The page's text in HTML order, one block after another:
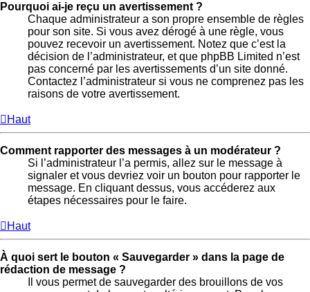
Pourquoi ai-je reçu un avertissement ?
Chaque administrateur a son propre ensemble de règles
pour son site. Si vous avez dérogé à une règle, vous
pouvez recevoir un avertissement. Notez que c’est la
décision de l’administrateur, et que phpBB Limited n’est
pas concerné par les avertissements d’un site donné.
Contactez l’administrateur si vous ne comprenez pas les
raisons de votre avertissement.
Haut
Comment rapporter des messages à un modérateur ?
Si l’administrateur l’a permis, allez sur le message à
signaler et vous devriez voir un bouton pour rapporter le
message. En cliquant dessus, vous accéderez aux
étapes nécessaires pour le faire.
Haut
À quoi sert le bouton « Sauvegarder » dans la page de
rédaction de message ?
Il vous permet de sauvegarder des brouillons de vos